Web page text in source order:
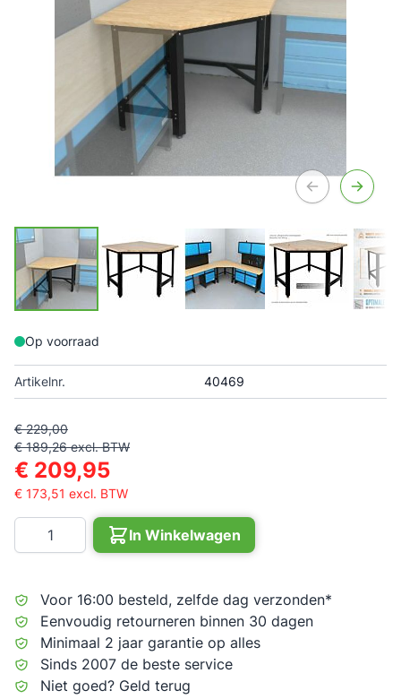
Op voorraad
Artikelnr. 40469
€ 229,00
€ 189,26 excl. BTW
€ 209,95
€ 173,51 excl. BTW
Aantal
In Winkelwagen
Voor 16:00 besteld, zelfde dag verzonden*
Eenvoudig retourneren binnen 30 dagen
Minimaal 2 jaar garantie op alles
Sinds 2007 de beste service
Niet goed? Geld terug